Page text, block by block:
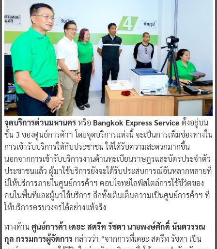
จุดบริการด่วนมหานครหรือ Bangkok Express Serviceตั้งอยู่บน
ชั้น 3 ของศูนย์การค้าฯ โดยจุดบริการแห่งนี้ จะเป็นการเพิ่มช่องทางใน
การเข้ารับบริการให้กับประชาชน ให้ได้รับความสะดวกมากขึ้น
นอกจากการเข้ารับบริการงานด้านทะเบียนราษฎรและบัตรประจำตัว
ประชาชนแล้ว ผู้มาใช้บริการยังจะได้รับประสบการณ์อันหลากหลายที่
มีให้บริการภายในศูนย์การค้าฯ ตอบโจทย์ไลฟ์สไตล์การใช้ชีวิตของ
คนในพื้นที่และผู้มาใช้บริการ อีกทั้งเติมเต็มความเป็นศูนย์การค้าฯ ที่
ให้บริการครบวงจรได้อย่างแท้จริง
ทางด้านศูนย์การค้า เดอะ สตรีท รัชดา นายพงษ์ศักดิ์ นันตวรรณ
กุล กรรมการผู้จัดการกล่าวว่า “จากการที่เดอะ สตรีท รัชดา เป็น